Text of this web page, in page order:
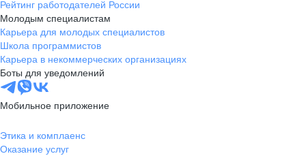
Рейтинг работодателей России
Молодым специалистам
Карьера для молодых специалистов
Школа программистов
Карьера в некоммерческих организациях
Боты для уведомлений
Мобильное приложение
Этика и комплаенс
Оказание услуг